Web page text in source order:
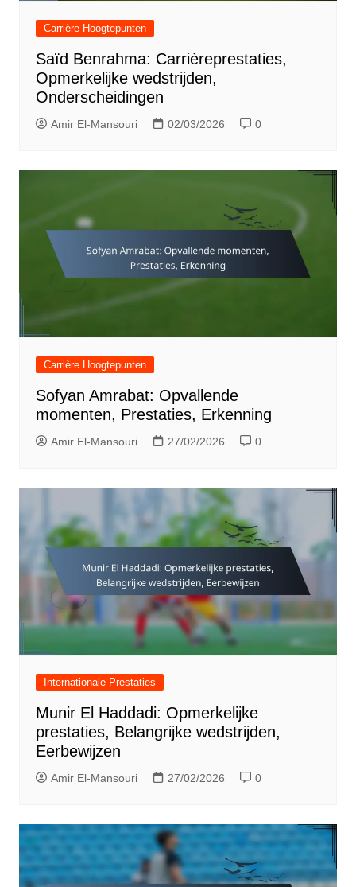
Carrière Hoogtepunten
Saïd Benrahma: Carrièreprestaties,
Opmerkelijke wedstrijden,
Onderscheidingen
Amir El-Mansouri 02/03/2026 0
Carrière Hoogtepunten
Sofyan Amrabat: Opvallende
momenten, Prestaties, Erkenning
Amir El-Mansouri 27/02/2026 0
Internationale Prestaties
Munir El Haddadi: Opmerkelijke
prestaties, Belangrijke wedstrijden,
Eerbewijzen
Amir El-Mansouri 27/02/2026 0